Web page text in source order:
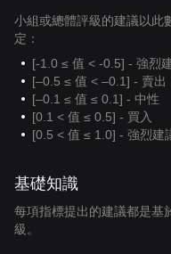
小組或總體評級的建議以此
定：
[-1.0 ≤ 值 < -0.5] - 強烈
[–0.5 ≤ 值 < –0.1] - 賣出
[–0.1 ≤ 值 ≤ 0.1] - 中性
[0.1 < 值 ≤ 0.5] - 買入
[0.5 < 值 ≤ 1.0] - 強烈建
基礎知識
每項指標提出的建議都是基
級。